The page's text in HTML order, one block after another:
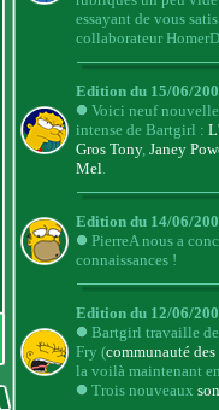
essayant de vous
collaborateur
Edition du 15/06/
Voici neuf
intense de Bartgirl :
Gros Tony, Janey
Mel.
Edition du 14/06/
PierreA nous a
connaissances !
Edition du 12/06/
Bartgirl travaille
Fry (communauté
la voilà maintenant
Trois nouveaux